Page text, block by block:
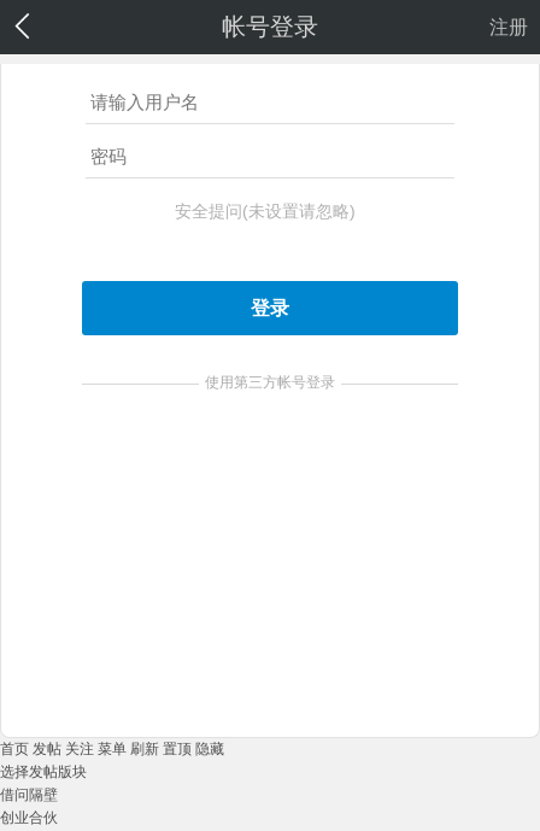
帐号登录 注册
安全提问(未设置请忽略)
登录
使用第三方帐号登录
首页 发帖 关注 菜单 刷新 置顶 隐藏
选择发帖版块
借问隔壁
创业合伙